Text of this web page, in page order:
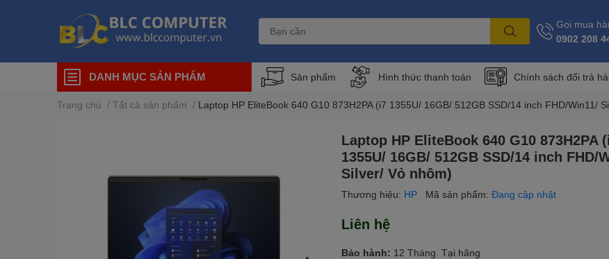
Gọi mua
0902 208
DANH MỤC SẢN PHẨM Sản phẩm Hình thức thanh toán Chính sách đổi trả
Trang chủ / Tất cả sản phẩm / Laptop HP EliteBook 640 G10 873H2PA (i7 1355U/ 16GB/ 512GB SSD/14 inch FHD/Win11/
Laptop HP EliteBook 640 G10 873H2PA
1355U/ 16GB/ 512GB SSD/14 inch FHD/
Silver/ Vỏ nhôm)
Thương hiệu: HP Mã sản phẩm:Đang cập nhật
Liên hệ
Bảo hành: 12 Tháng. Tại hãng